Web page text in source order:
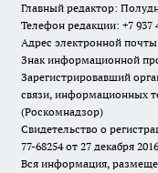
Главный редактор:
Телефон редакции: +7 937
Адрес электронной
Знак информационной
Зарегистрировавший
связи, информационных
(Роскомнадзор)
Свидетельство о
77-68254 от 27 декабря
Вся информация,